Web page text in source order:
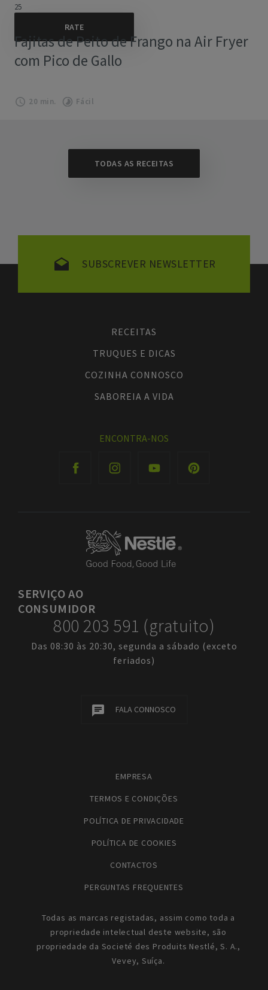
25
Fajitas de Peito de Frango na Air Fryer
com Pico de Gallo
20 min. Fácil
TODAS AS RECEITAS
SUBSCREVER NEWSLETTER
RECEITAS
TRUQUES E DICAS
COZINHA CONNOSCO
SABOREIA A VIDA
ENCONTRA-NOS
SERVIÇOAO
CONSUMIDOR
800 203 591 (gratuito)
Das 08:30 às 20:30, segunda a sábado (exceto
feriados)
FALA CONNOSCO
EMPRESA
TERMOS E CONDIÇÕES
POLÍTICA DE PRIVACIDADE
POLÍTICA DE COOKIES
CONTACTOS
PERGUNTAS FREQUENTES
Todas as marcas registadas, assim como toda a
propriedade intelectual deste website, são
propriedade da Societé des Produits Nestlé, S. A.,
Vevey, Suíça.